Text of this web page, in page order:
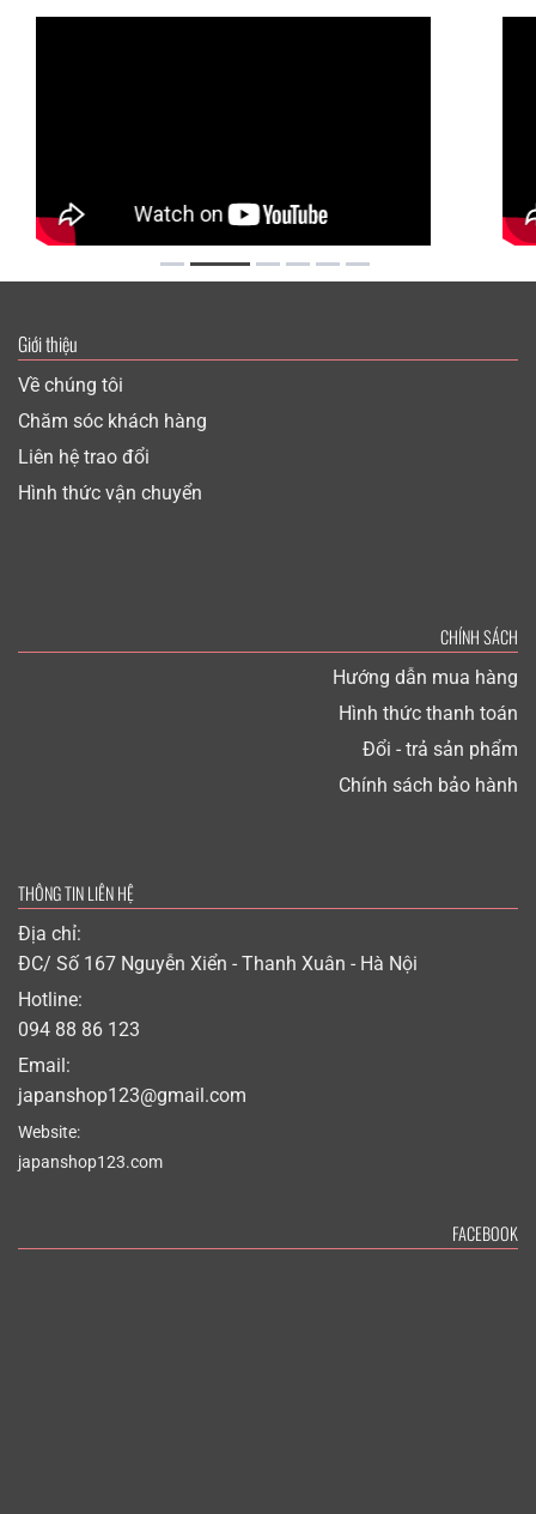
Giới thiệu
Về chúng tôi
Chăm sóc khách hàng
Liên hệ trao đổi
Hình thức vận chuyển
CHÍNH SÁCH
Hướng dẫn mua hàng
Hình thức thanh toán
Đổi - trả sản phẩm
Chính sách bảo hành
THÔNG TIN LIÊN HỆ
Địa chỉ:
ĐC/ Số 167 Nguyễn Xiển - Thanh Xuân - Hà Nội
Hotline:
094 88 86 123
Email:
japanshop123@gmail.com
Website:
japanshop123.com
FACEBOOK